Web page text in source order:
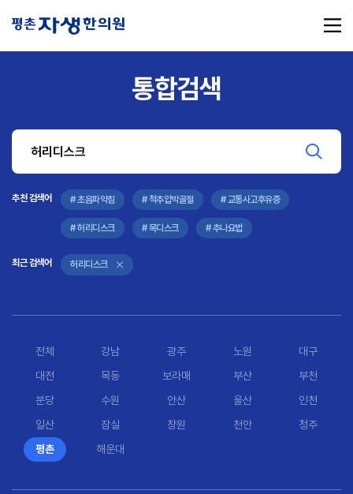
#교통사고후유증 #허리디스크 #목디스크
#추나요법
통합검색
추천 검색어 # 초음파약침 # 척추압박골절 # 교통사고후유증
# 허리디스크 # 목디스크 # 추나요법
최근 검색어 허리디스크
전체 강남 광주 노원
대구
대전
목동 보라매 부산
부천
분당
수원 안산 울산
인천
일산
잠실 창원 천안
청주
평촌
해운대